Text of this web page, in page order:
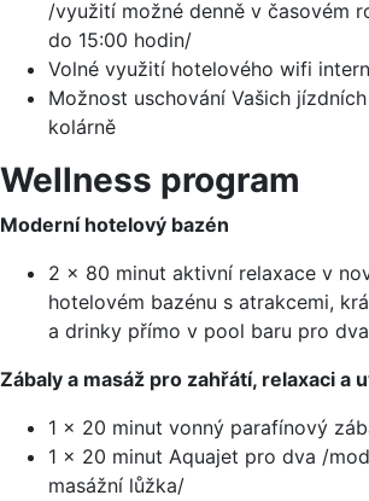
/využití možné denně v časovém
do 15:00 hodin/
Volné využití hotelového wifi
Možnost uschování Vašich
kolárně
Wellness program
Moderní hotelový bazén
2 x 80 minut aktivní relaxace v
hotelovém bazénu s atrakcemi,
a drinky přímo v pool baru pro dva
Zábaly a masáž pro zahřátí, relaxaci a
1 x 20 minut vonný parafínový
1 x 20 minut Aquajet pro dva /
masážní lůžka/